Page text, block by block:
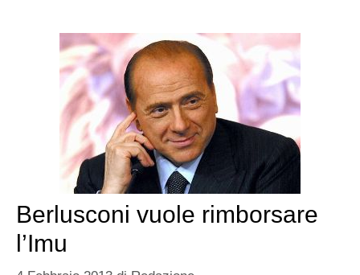
Berlusconi vuole rimborsare
l’Imu